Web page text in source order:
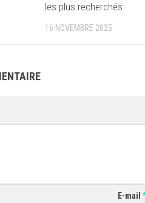
les plus recherchés
16 NOVEMBRE 2025
E-mail